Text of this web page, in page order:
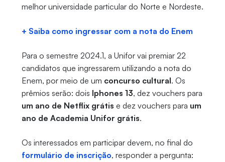
melhor universidade particular do Norte e Nordeste.
+ Saiba como ingressar com a nota do Enem
Para o semestre 2024.1, a Unifor vai premiar 22
candidatos que ingressarem utilizando a nota do
Enem, por meio de um concurso cultural. Os
prêmios serão: dois Iphones 13, dez vouchers para
um ano de Netflix grátis e dez vouchers para um
ano de Academia Unifor grátis.
Os interessados em participar devem, no final do
formulário de inscrição, responder a pergunta: